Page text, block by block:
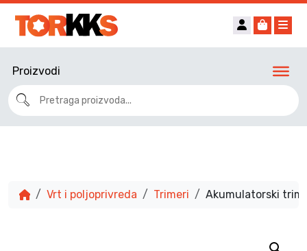
Account
Cart
Proizvodi
Vrt i poljoprivreda Trimeri Akumulatorski